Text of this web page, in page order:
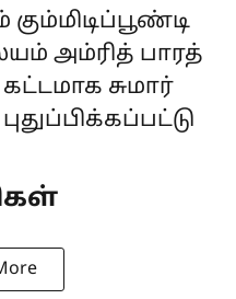
அம்ரித் பாரத்
சுமார்